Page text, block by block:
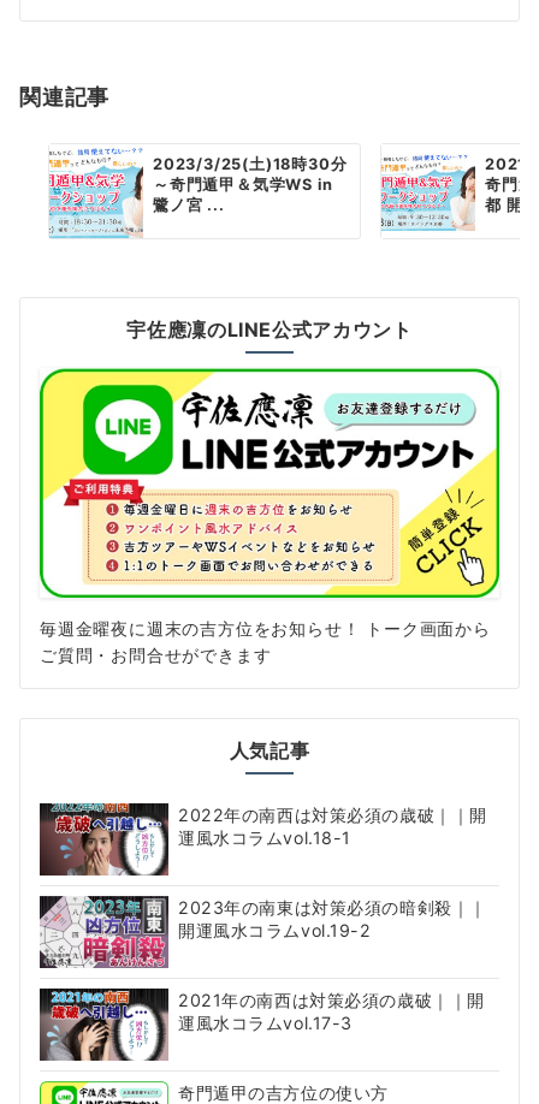
ビ
ー
関連記事
2023/3/25(土)18時30分
～奇門遁甲＆気学WS in
鷺ノ宮 ...
2021/
奇門
都 開
宇佐應凜のLINE公式アカウント
毎週金曜夜に週末の吉方位をお知らせ！ トーク画面から
ご質問・お問合せができます
人気記事
2022年の南西は対策必須の歳破｜｜開
運風水コラムvol.18-1
2023年の南東は対策必須の暗剣殺｜｜
開運風水コラムvol.19-2
2021年の南西は対策必須の歳破｜｜開
運風水コラムvol.17-3
奇門遁甲の吉方位の使い方